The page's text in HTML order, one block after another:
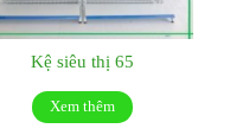
Kệ siêu thị 65
Xem thêm